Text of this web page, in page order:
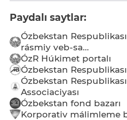
Paydalı saytlar:
Ózbekstan
rásmiy veb-sa...
ÓzR Húkimet portalı
Ózbekstan
Ózbekstan
Associaciyası
Ózbekstan fond bazarı
Korporativ málimleme